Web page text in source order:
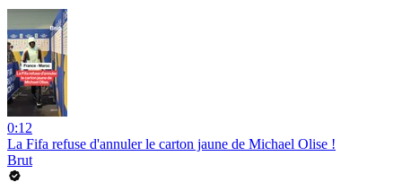
0:12
La Fifa refuse d'annuler le carton jaune de Michael Olise !
Brut